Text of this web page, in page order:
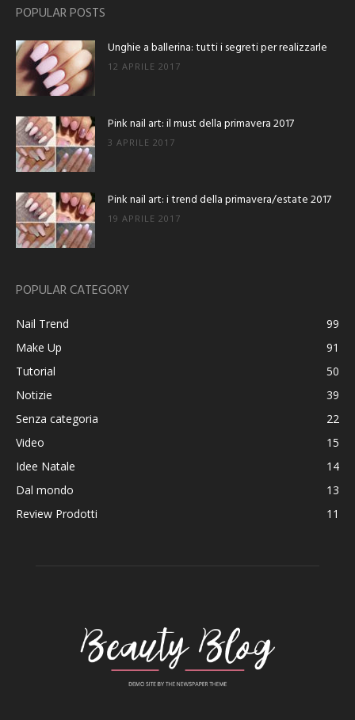
POPULAR POSTS
Unghie a ballerina: tutti i segreti per realizzarle
12 APRILE 2017
Pink nail art: il must della primavera 2017
3 APRILE 2017
Pink nail art: i trend della primavera/estate 2017
19 APRILE 2017
POPULAR CATEGORY
Nail Trend
99
Make Up
91
Tutorial
50
Notizie
39
Senza categoria
22
Video
15
Idee Natale
14
Dal mondo
13
Review Prodotti
11